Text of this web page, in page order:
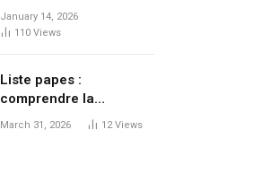
Intime de l’Homme et
de son Conjoint
January 14, 2026
110 Views
Liste papes :
comprendre la
succession pontificale,
March 31, 2026 12Views